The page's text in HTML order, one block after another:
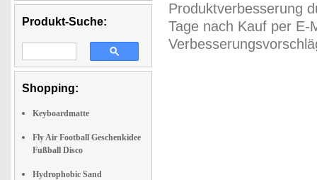
Produkt-Suche:
Shopping:
Keyboardmatte
Fly Air Football Geschenkidee
Fußball Disco
Hydrophobic Sand
Produktverbesserung
Tage nach Kauf per E-